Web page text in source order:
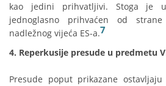
kao jedini prihvatljivi. Stoga je
jednoglasno prihvaćen od
nadležnog vijeća ES-a.7
4. Reperkusije presude u predmetu
Presude poput prikazane